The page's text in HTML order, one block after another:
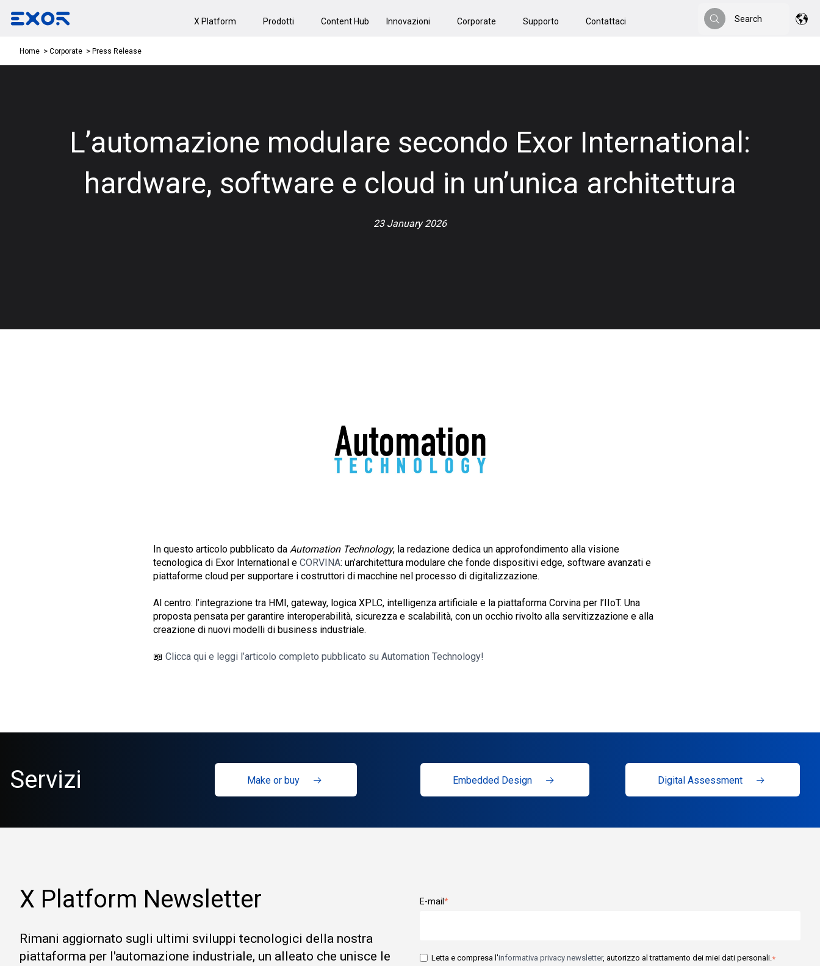
X Platform Prodotti Content Hub Innovazioni Corporate Supporto Contattaci
Search
Search
Home Corporate Press Release
L’automazione modulare secondo Exor International:
hardware, software e cloud in un’unica architettura
23 January 2026
In questo articolo pubblicato da Automation Technology, la redazione dedica un approfondimento alla visione
tecnologica di Exor International e CORVINA: un’architettura modulare che fonde dispositivi edge, software avanzati e
piattaforme cloud per supportare i costruttori di macchine nel processo di digitalizzazione.
Al centro: l’integrazione tra HMI, gateway, logica XPLC, intelligenza artificiale e la piattaforma Corvina per l’IIoT. Una
proposta pensata per garantire interoperabilità, sicurezza e scalabilità, con un occhio rivolto alla servitizzazione e alla
creazione di nuovi modelli di business industriale.
📖 Clicca qui e leggi l’articolo completo pubblicato su Automation Technology!
Servizi Make or buy Embedded Design Digital Assessment
X Platform Newsletter
Rimani aggiornato sugli ultimi sviluppi tecnologici della nostra
piattaforma per l'automazione industriale, un alleato che unisce le
E-mail*
Letta e compresa l'informativa privacy newsletter, autorizzo al trattamento dei miei dati personali.*